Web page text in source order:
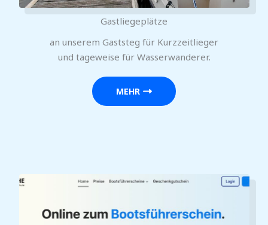
Gastliegeplätze
an unserem Gaststeg für Kurzzeitlieger
und tageweise für Wasserwanderer.
MEHR